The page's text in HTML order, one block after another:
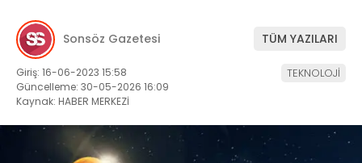
Sonsöz Gazetesi TÜM YAZILARI
Giriş: 16-06-2023 15:58
Güncelleme: 30-05-2026 16:09
Kaynak: HABER MERKEZİ
TEKNOLOJİ